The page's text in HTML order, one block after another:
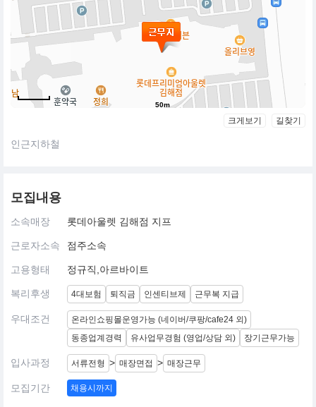
50m
크게보기 길찾기
인근지하철
모집내용
소속매장 롯데아울렛 김해점 지프
근로자소속 점주소속
고용형태 정규직,아르바이트
복리후생 4대보험 퇴직금 인센티브제 근무복 지급
우대조건
온라인쇼핑몰운영가능 (네이버/쿠팡/cafe24 외)
동종업계경력
유사업무경험 (영업/상담 외) 장기근무가능
입사과정 서류전형 > 매장면접 > 매장근무
모집기간 채용시까지